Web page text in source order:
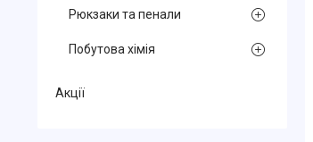
Рюкзаки та пенали
Побутова хімія
Акції